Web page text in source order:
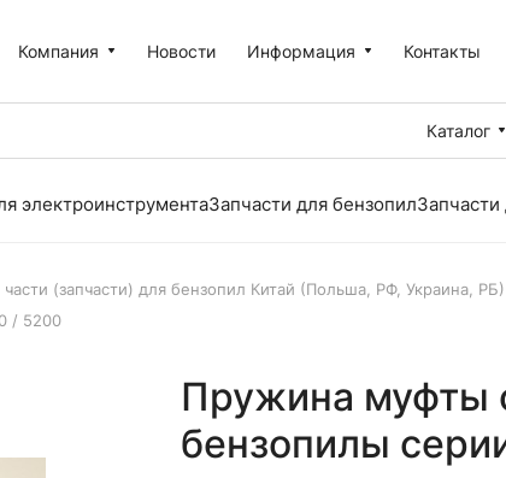
Компания Новости Информация Контакты
Каталог
электроинструментаЗапчасти для бензопил
(запчасти) для бензопил Китай (Польша, РФ, Украина, РБ)
/ 5200
Пружина муфты
бензопилы